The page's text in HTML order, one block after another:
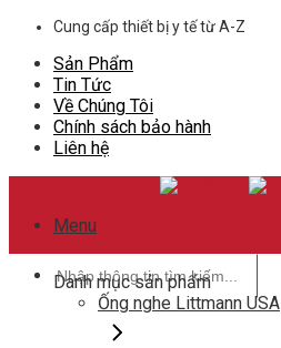
Skip
content
Cung cấp thiết bị y tế từ A-Z
Sản Phẩm
Tin Tức
Về Chúng Tôi
Chính sách bảo hành
Liên hệ
Menu
kiếm:
Danh mục sản phẩm
Ống nghe Littmann USA